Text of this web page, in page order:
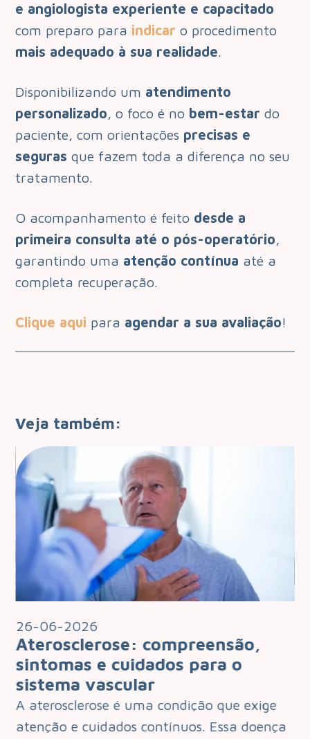
e angiologista experiente e capacitado
com preparo para indicar o procedimento
mais adequado à sua realidade.
Disponibilizando um atendimento
personalizado, o foco é no bem-estar do
paciente, com orientações precisas e
segurasque fazem toda a diferença no seu
tratamento.
O acompanhamento é feito desde a
primeira consulta até o pós-operatório,
garantindo uma atenção contínua até a
completa recuperação.
Clique aqui para agendar a sua avaliação!
Veja também:
26-06-2026
Aterosclerose: compreensão,
sintomas e cuidados para o
sistema vascular
A aterosclerose é uma condição que exige
atenção e cuidados contínuos. Essa doença